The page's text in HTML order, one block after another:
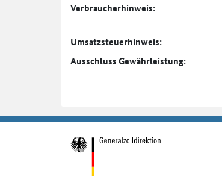
Verbraucher­hinweis:
Umsatzsteuer­hinweis:
Ausschluss Gewährleistung: